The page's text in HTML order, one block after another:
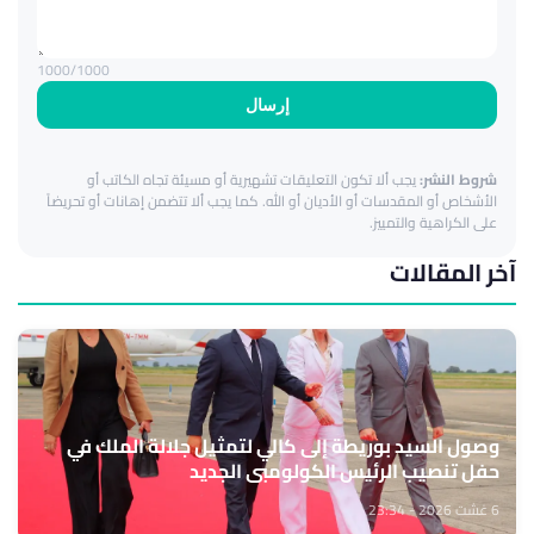
إرسال
1000/1000
شروط النشر:يجب ألا تكون التعليقات تشهيرية أو مسيئة تجاه الكاتب أو
الأشخاص أو المقدسات أو الأديان أو الله. كما يجب ألا تتضمن إهانات أو تحريضاً
على الكراهية والتمييز.
آخر المقالات
وصول السيد بوريطة إلى كالي لتمثيل جلالة الملك في
حفل تنصيب الرئيس الكولومبي الجديد
6 غشت 2026 - 23:34